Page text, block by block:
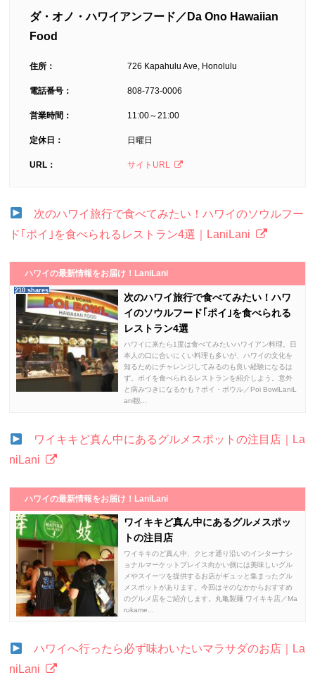
ダ・オノ・ハワイアンフード／Da Ono Hawaiian
Food
住所： 726 Kapahulu Ave, Honolulu
電話番号： 808-773-0006
営業時間： 11:00～21:00
定休日： 日曜日
URL： サイトURL
次のハワイ旅行で食べてみたい！ハワイのソウルフー
ド｢ポイ｣を食べられるレストラン4選｜LaniLani
ハワイの最新情報をお届け！LaniLani
210 shares
次のハワイ旅行で食べてみたい！ハワ
イのソウルフード｢ポイ｣を食べられる
レストラン4選
ハワイに来たら1度は食べてみたいハワイアン料理。日
本人の口に合いにくい料理も多いが、ハワイの文化を
知るためにチャレンジしてみるのも良い経験になるは
ず。ポイを食べられるレストランを紹介しよう。意外
と病みつきになるかも？ポイ・ボウル／Poi BowlLaniL
ani観...
ワイキキど真ん中にあるグルメスポットの注目店｜La
niLani
ハワイの最新情報をお届け！LaniLani
ワイキキど真ん中にあるグルメスポッ
トの注目店
ワイキキのど真ん中、クヒオ通り沿いのインターナシ
ョナルマーケットプレイス向かい側には美味しいグル
メやスイーツを提供するお店がギュッと集まったグル
メスポットがあります。今回はそのなかからおすすめ
のグルメ店をご紹介します。丸亀製麺 ワイキキ店／Ma
rukame...
ハワイへ行ったら必ず味わいたいマラサダのお店｜La
niLani